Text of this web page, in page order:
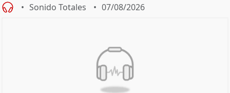
Sonido Totales 07/08/2026